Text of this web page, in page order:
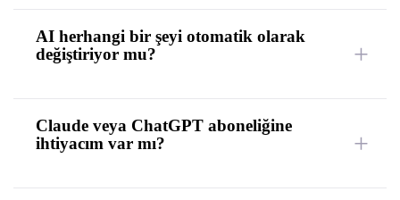
AI herhangi bir şeyi otomatik olarak
değiştiriyor mu?
Claude veya ChatGPT aboneliğine
ihtiyacım var mı?